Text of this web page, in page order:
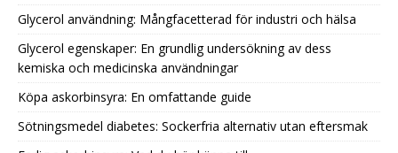
Glycerol användning: Mångfacetterad för industri och hälsa
Glycerol egenskaper: En grundlig undersökning av dess
kemiska och medicinska användningar
Köpa askorbinsyra: En omfattande guide
Sötningsmedel diabetes: Sockerfria alternativ utan eftersmak